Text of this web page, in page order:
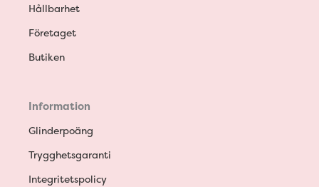
Hållbarhet
Företaget
Butiken
Information
Glinderpoäng
Trygghetsgaranti
Integritetspolicy